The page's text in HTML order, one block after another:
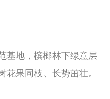
基地，槟榔林下绿意层
花果同枝、长势茁壮。